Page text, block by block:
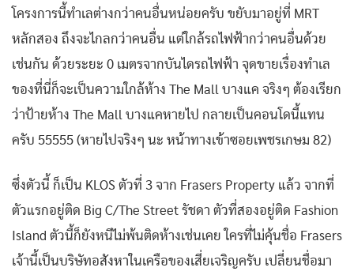
โครงการนี้ทำเลต่างกว่าคนอื่นหน่อยครับ ขยับมาอยู่ที่ MRT
หลักสอง ถึงจะไกลกว่าคนอื่น แต่ใกล้รถไฟฟ้ากว่าคนอื่นด้วย
เช่นกัน ด้วยระยะ 0 เมตรจากบันไดรถไฟฟ้า จุดขายเรื่องทำเล
ของที่นี่ก็จะเป็นความใกล้ห้าง The Mall บางแค จริงๆ ต้องเรียก
ว่าป้ายห้าง The Mall บางแคหายไป กลายเป็นคอนโดนี้แทน
ครับ 55555 (หายไปจริงๆ นะ หน้าทางเข้าซอยเพชรเกษม 82)
ซึ่งตัวนี้ ก็เป็น KLOS ตัวที่ 3 จาก Frasers Property แล้ว จากที่
ตัวแรกอยู่ติด Big C/The Street รัชดา ตัวที่สองอยู่ติด Fashion
Island ตัวนี้ก็ยังหนีไม่พ้นติดห้างเช่นเคย ใครที่ไม่คุ้นชื่อ Frasers
เจ้านี้เป็นบริษัทอสังหาในเครือของเสี่ยเจริญครับ เปลี่ยนชื่อมา